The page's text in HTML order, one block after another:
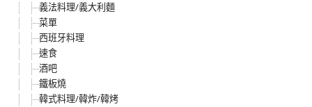
義法料理/義大利麵
菜單
西班牙料理
速食
酒吧
鐵板燒
韓式料理/韓炸/韓烤